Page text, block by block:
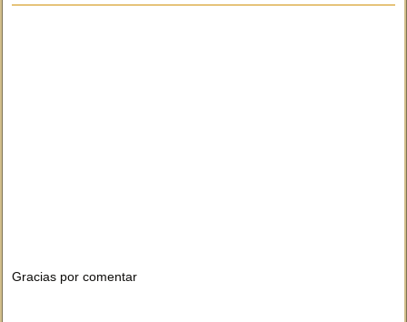
Gracias por comentar